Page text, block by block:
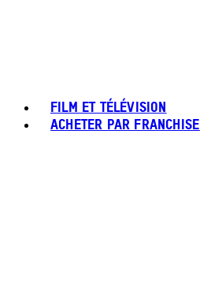
FILM ET TÉLÉVISION
ACHETER PAR FRANCHISE